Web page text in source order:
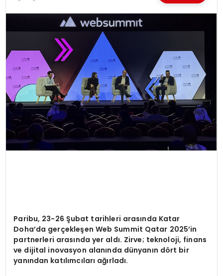
Paribu, 23-26 Şubat tarihleri arasında Katar
Doha’da gerçekleşen Web Summit Qatar 2025’in
partnerleri arasında yer aldı. Zirve; teknoloji, finans
ve dijital inovasyon alanında dünyanın dört bir
yanından katılımcıları ağırladı.